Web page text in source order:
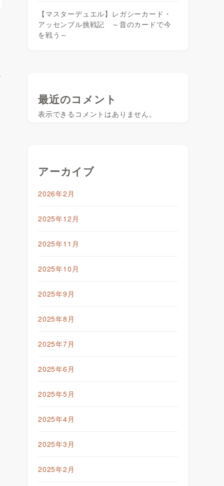
【マスターデュエル】レガシーカード・
アッセンブル挑戦記 ～昔のカードで今
を戦う～
最近のコメント
表示できるコメントはありません。
アーカイブ
2026年2月
2025年12月
2025年11月
2025年10月
2025年9月
2025年8月
2025年7月
2025年6月
2025年5月
2025年4月
2025年3月
2025年2月